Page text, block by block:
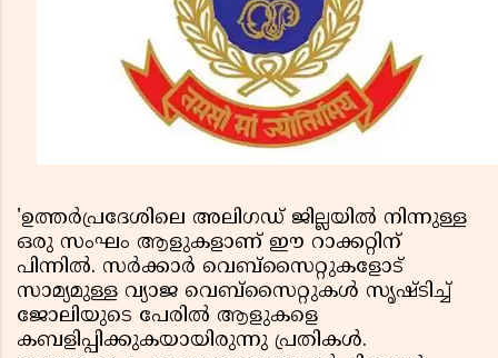
'ഉത്തർപ്രദേശിലെ അലിഗഡ് ജില്ലയിൽ നിന്നുള്ള
ഒരു സംഘം ആളുകളാണ് ഈ റാക്കറ്റിന്
പിന്നിൽ. സർക്കാർ വെബ്‌സൈറ്റുകളോട്
സാമ്യമുള്ള വ്യാജ വെബ്‌സൈറ്റുകൾ സൃഷ്ടിച്ച്
ജോലിയുടെ പേരിൽ ആളുകളെ
കബളിപ്പിക്കുകയായിരുന്നു പ്രതികൾ.